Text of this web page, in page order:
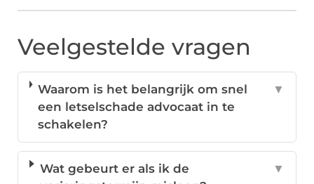
Veelgestelde vragen
Waarom is het belangrijk om snel
een letselschade advocaat in te
schakelen?
▼
Wat gebeurt er als ik de
▼